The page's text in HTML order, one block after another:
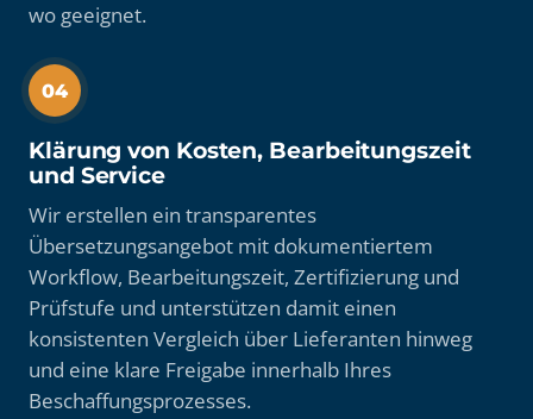
wo geeignet.
04
Klärung von Kosten, Bearbeitungszeit
und Service
Wir erstellen ein transparentes
Übersetzungsangebot mit dokumentiertem
Workflow, Bearbeitungszeit, Zertifizierung und
Prüfstufe und unterstützen damit einen
konsistenten Vergleich über Lieferanten hinweg
und eine klare Freigabe innerhalb Ihres
Beschaffungsprozesses.